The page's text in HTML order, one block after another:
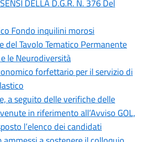
DELLA D.G.R. N. 376 Del
Fondo inquilini morosi
del Tavolo Tematico Permanente
le Neurodiversità
forfettario per il servizio di
a seguito delle verifiche delle
in riferimento all’Avviso GOL,
l’elenco dei candidati